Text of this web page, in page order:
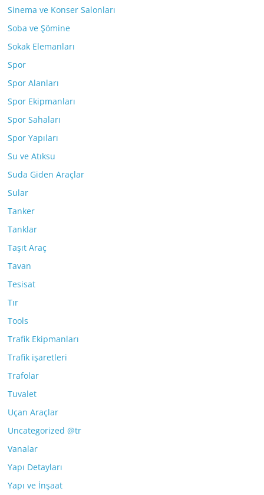
Sinema ve Konser Salonları
Soba ve Şömine
Sokak Elemanları
Spor
Spor Alanları
Spor Ekipmanları
Spor Sahaları
Spor Yapıları
Su ve Atıksu
Suda Giden Araçlar
Sular
Tanker
Tanklar
Taşıt Araç
Tavan
Tesisat
Tır
Tools
Trafik Ekipmanları
Trafik işaretleri
Trafolar
Tuvalet
Uçan Araçlar
Uncategorized @tr
Vanalar
Yapı Detayları
Yapı ve İnşaat